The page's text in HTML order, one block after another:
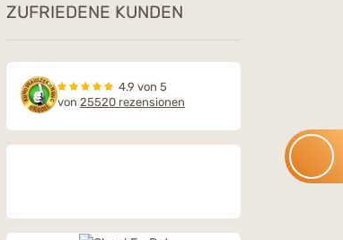
ZUFRIEDENE KUNDEN
4.9 von 5
von 25520 rezensionen